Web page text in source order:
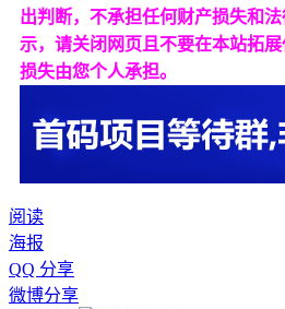
出判断，不承担任何财产损失和
示，请关闭网页且不要在本站拓
损失由您个人承担。
阅读
海报
QQ 分享
微博分享